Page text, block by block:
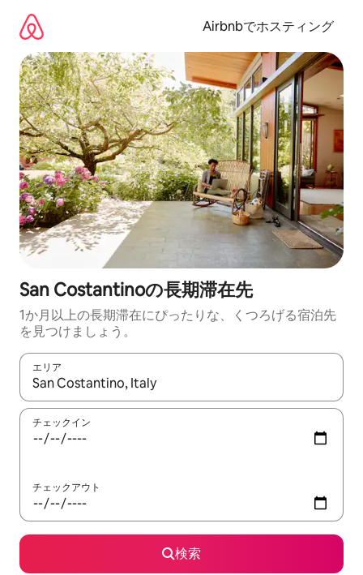
Airbnbでホスティング
San Costantinoの長期滞在先
1か月以上の長期滞在にぴったりな、くつろげる宿泊先
を見つけましょう。
エリア
検索結果が表示されたら、上下の矢印キーを使って移動するか
チェックイン
チェックアウト
検索